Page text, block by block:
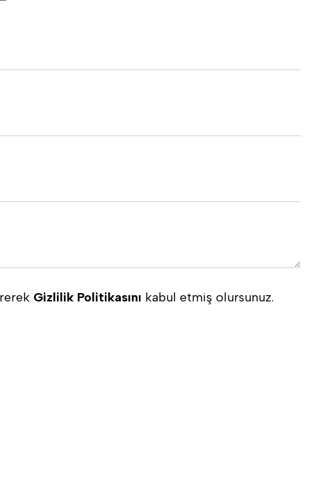
Gizlilik Politikasını kabul etmiş olursunuz.